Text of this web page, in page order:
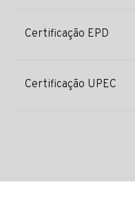
Certificação EPD
Certificação UPEC